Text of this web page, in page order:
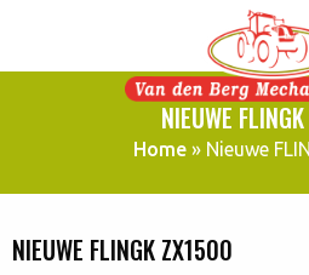
NIEUWE
Home » Nieuwe
NIEUWE FLINGK ZX1500